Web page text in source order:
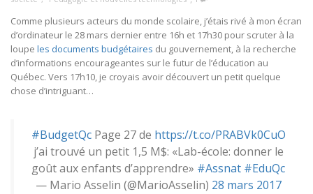
Comme plusieurs acteurs du monde scolaire, j’étais rivé à mon écran
d’ordinateur le 28 mars dernier entre 16h et 17h30 pour scruter à la
loupe les documents budgétaires du gouvernement, à la recherche
d’informations encourageantes sur le futur de l’éducation au
Québec. Vers 17h10, je croyais avoir découvert un petit quelque
chose d’intriguant…
#BudgetQcPage 27 de https://t.co/PRABVk0CuO
j’ai trouvé un petit 1,5 M$: «Lab-école: donner le
goût aux enfants d’apprendre» #Assnat #EduQc
— Mario Asselin (@MarioAsselin) 28 mars 2017